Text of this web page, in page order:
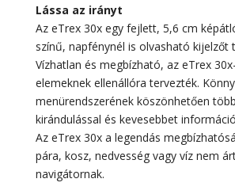
Lássa az irányt
Az eTrex 30x egy fejlett, 5,6 cm
színű, napfénynél is olvasható kijelzőt
Vízhatlan és megbízható, az eTrex
elemeknek ellenállóra tervezték.
menürendszerének köszönhetően
kirándulással és kevesebbet
Az eTrex 30x a legendás
pára, kosz, nedvesség vagy víz nem
navigátornak.